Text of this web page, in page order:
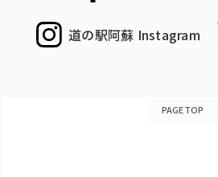
道の駅阿蘇 Instagram
PAGETOP